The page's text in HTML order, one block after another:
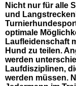
Nicht nur für alle
und
optimale
Laufleidenschaft
Hund zu teilen.
werden
Laufdisziplinen,
werden müssen.